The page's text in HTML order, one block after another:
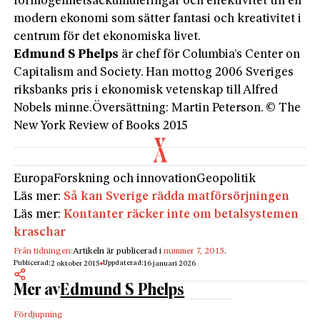
modern ekonomi som sätter fantasi och kreativitet i
centrum för det ekonomiska livet.
Edmund S Phelps är chef för Columbia’s Center on
Capitalism and Society. Han mottog 2006 Sveriges
riksbanks pris i ekonomisk vetenskap till Alfred
Nobels minne.Översättning: Martin Peterson. © The
New York Review of Books 2015
EuropaForskning och innovationGeopolitik
Läs mer: Så kan Sverige rädda matförsörjningen
Läs mer:Kontanter räcker inte om betalsystemen
kraschar
Från tidningen:Artikeln är publicerad inummer 7, 2015.
Publicerad:2 oktober 2015 Uppdaterad:16 januari 2026
Mer avEdmund S Phelps
Fördjupning